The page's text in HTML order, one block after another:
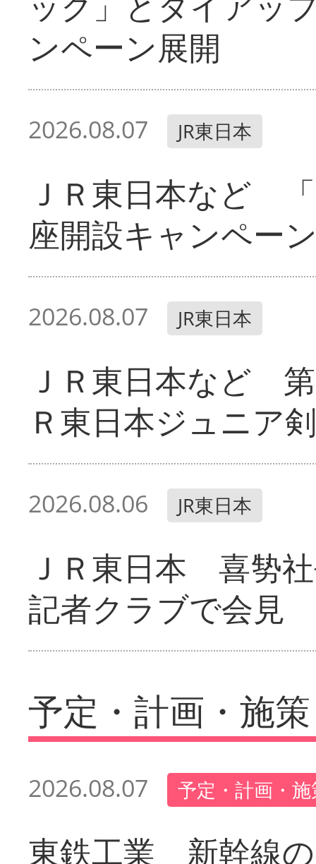
ンペーン展開
2026.08.07 JR東日本
ＪＲ東日本など
座開設キャンペー
2026.08.07 JR東日本
ＪＲ東日本など
Ｒ東日本ジュニア
2026.08.06 JR東日本
ＪＲ東日本 喜㔟
記者クラブで会見
予定・計画・施策
2026.08.07 予定・計画・
東鉄工業 新幹線